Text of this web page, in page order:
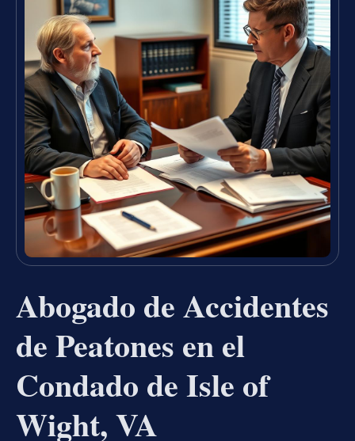
Abogado de Accidentes
de Peatones en el
Condado de Isle of
Wight, VA